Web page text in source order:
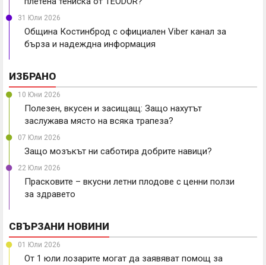
31 Юли 2026
Община Костинброд с официален Viber канал за
бърза и надеждна информация
ИЗБРАНО
10 Юни 2026
Полезен, вкусен и засищащ: Защо нахутът
заслужава място на всяка трапеза?
07 Юли 2026
Защо мозъкът ни саботира добрите навици?
22 Юли 2026
Прасковите – вкусни летни плодове с ценни ползи
за здравето
СВЪРЗАНИ НОВИНИ
01 Юли 2026
От 1 юли лозарите могат да заявяват помощ за